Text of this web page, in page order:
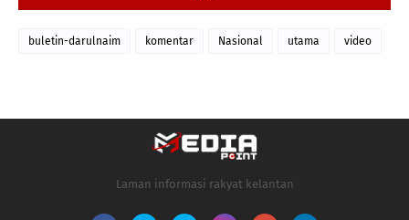
buletin-darulnaim komentar Nasional utama video
Laman informasi rakyat kelantan